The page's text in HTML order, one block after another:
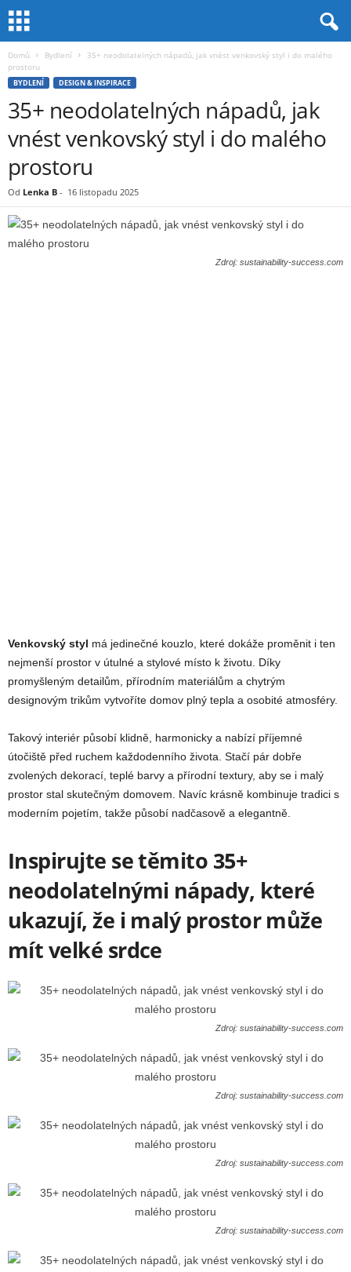
Domů Bydlení
35+ neodolatelných nápadů, jak vnést venkovský styl i do malého
prostoru
BYDLENÍ DESIGN & INSPIRACE
35+ neodolatelných nápadů, jak
vnést venkovský styl i do malého
prostoru
Od Lenka B - 16 listopadu 2025
Zdroj: sustainability-success.com
Venkovský styl má jedinečné kouzlo, které dokáže proměnit i ten
nejmenší prostor v útulné a stylové místo k životu. Díky
promyšleným detailům, přírodním materiálům a chytrým
designovým trikům vytvoříte domov plný tepla a osobité atmosféry.
Takový interiér působí klidně, harmonicky a nabízí příjemné
útočiště před ruchem každodenního života. Stačí pár dobře
zvolených dekorací, teplé barvy a přírodní textury, aby se i malý
prostor stal skutečným domovem. Navíc krásně kombinuje tradici s
moderním pojetím, takže působí nadčasově a elegantně.
Inspirujte se těmito 35+
neodolatelnými nápady, které
ukazují, že i malý prostor může
mít velké srdce
Zdroj: sustainability-success.com
Zdroj: sustainability-success.com
Zdroj: sustainability-success.com
Zdroj: sustainability-success.com